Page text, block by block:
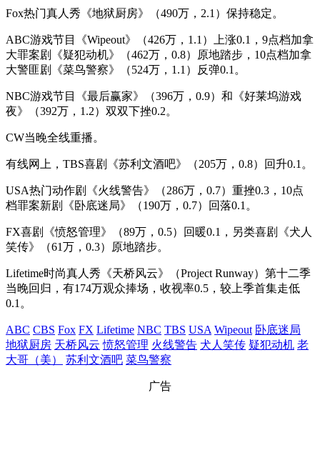
Fox热门真人秀《地狱厨房》（490万，2.1）保持稳定。
ABC游戏节目《Wipeout》（426万，1.1）上涨0.1，9点档加拿
大罪案剧《疑犯动机》（462万，0.8）原地踏步，10点档加拿
大警匪剧《菜鸟警察》（524万，1.1）反弹0.1。
NBC游戏节目《最后赢家》（396万，0.9）和《好莱坞游戏
夜》（392万，1.2）双双下挫0.2。
CW当晚全线重播。
有线网上，TBS喜剧《苏利文酒吧》（205万，0.8）回升0.1。
USA热门动作剧《火线警告》（286万，0.7）重挫0.3，10点
档罪案新剧《卧底迷局》（190万，0.7）回落0.1。
FX喜剧《愤怒管理》（89万，0.5）回暖0.1，另类喜剧《犬人
笑传》（61万，0.3）原地踏步。
Lifetime时尚真人秀《天桥风云》（Project Runway）第十二季
当晚回归，有174万观众捧场，收视率0.5，较上季首集走低
0.1。
ABC CBS Fox FX Lifetime NBC TBS USA Wipeout 卧底迷局
地狱厨房 天桥风云 愤怒管理 火线警告 犬人笑传 疑犯动机 老
大哥（美）
苏利文酒吧 菜鸟警察
广告